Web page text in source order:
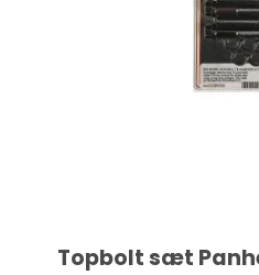
Topbolt sæt